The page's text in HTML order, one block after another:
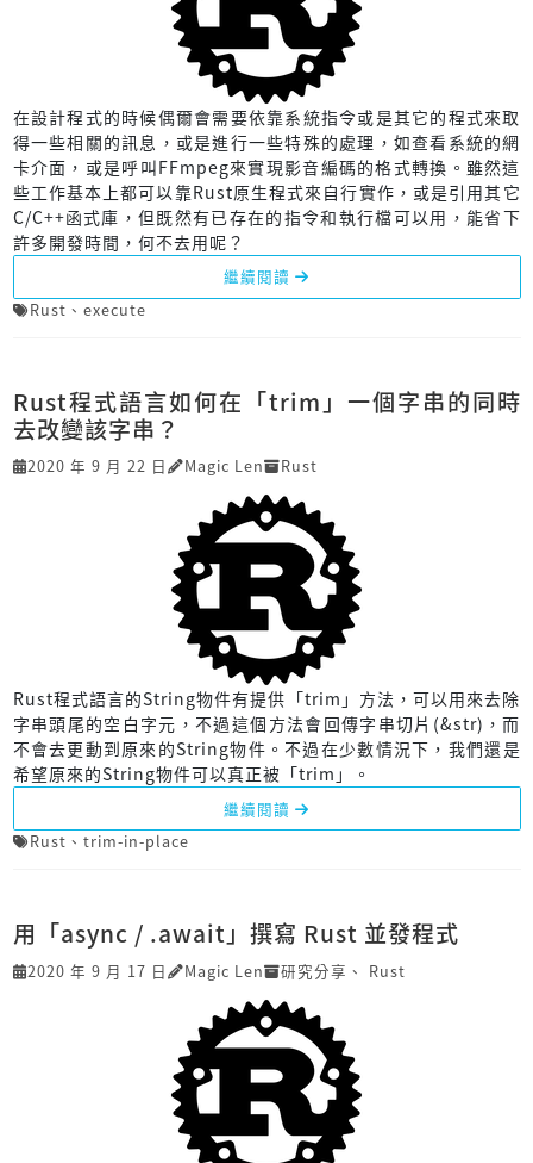
在設計程式的時候偶爾會需要依靠系統指令或是其它的程式來取
得一些相關的訊息，或是進行一些特殊的處理，如查看系統的網
卡介面，或是呼叫FFmpeg來實現影音編碼的格式轉換。雖然這
些工作基本上都可以靠Rust原生程式來自行實作，或是引用其它
C/C++函式庫，但既然有已存在的指令和執行檔可以用，能省下
許多開發時間，何不去用呢？
繼續閱讀
Rust 、 execute
Rust程式語言如何在「trim」一個字串的同時
去改變該字串？
2020 年 9 月 22 日 Magic Len Rust
Rust程式語言的String物件有提供「trim」方法，可以用來去除
字串頭尾的空白字元，不過這個方法會回傳字串切片(&str)，而
不會去更動到原來的String物件。不過在少數情況下，我們還是
希望原來的String物件可以真正被「trim」。
繼續閱讀
Rust 、 trim-in-place
用「async / .await」撰寫 Rust 並發程式
2020 年 9 月 17 日 Magic Len 研究分享 、 Rust